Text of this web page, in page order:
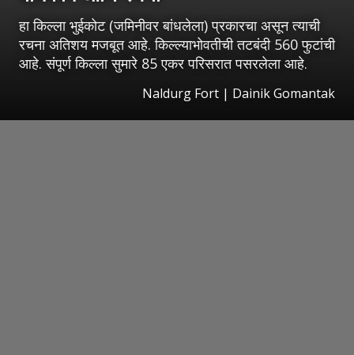
हा किल्ला भुईकोट (जमिनीवर बांधलेला) प्रकारचा असून त्याची
रचना अतिशय मजबूत आहे. किल्ल्याभोवतीची तटबंदी 560 फुटांची
आहे. संपूर्ण किल्ला सुमारे 85 एकर परिसरात पसरलेला आहे.
Naldurg Fort | Dainik Gomantak